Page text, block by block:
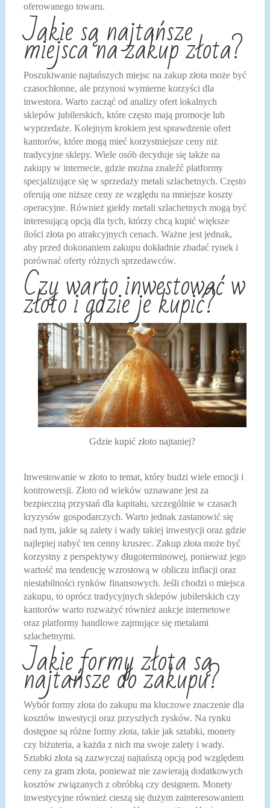
oferowanego towaru.
Jakie są najtańsze
miejsca na zakup złota?
Poszukiwanie najtańszych miejsc na zakup złota może być
czasochłonne, ale przynosi wymierne korzyści dla
inwestora. Warto zacząć od analizy ofert lokalnych
sklepów jubilerskich, które często mają promocje lub
wyprzedaże. Kolejnym krokiem jest sprawdzenie ofert
kantorów, które mogą mieć korzystniejsze ceny niż
tradycyjne sklepy. Wiele osób decyduje się także na
zakupy w internecie, gdzie można znaleźć platformy
specjalizujące się w sprzedaży metali szlachetnych. Często
oferują one niższe ceny ze względu na mniejsze koszty
operacyjne. Również giełdy metali szlachetnych mogą być
interesującą opcją dla tych, którzy chcą kupić większe
ilości złota po atrakcyjnych cenach. Ważne jest jednak,
aby przed dokonaniem zakupu dokładnie zbadać rynek i
porównać oferty różnych sprzedawców.
Czy warto inwestować w
złoto i gdzie je kupić?
Gdzie kupić złoto najtaniej?
Inwestowanie w złoto to temat, który budzi wiele emocji i
kontrowersji. Złoto od wieków uznawane jest za
bezpieczną przystań dla kapitału, szczególnie w czasach
kryzysów gospodarczych. Warto jednak zastanowić się
nad tym, jakie są zalety i wady takiej inwestycji oraz gdzie
najlepiej nabyć ten cenny kruszec. Zakup złota może być
korzystny z perspektywy długoterminowej, ponieważ jego
wartość ma tendencję wzrostową w obliczu inflacji oraz
niestabilności rynków finansowych. Jeśli chodzi o miejsca
zakupu, to oprócz tradycyjnych sklepów jubilerskich czy
kantorów warto rozważyć również aukcje internetowe
oraz platformy handlowe zajmujące się metalami
szlachetnymi.
Jakie formy złota są
najtańsze do zakupu?
Wybór formy złota do zakupu ma kluczowe znaczenie dla
kosztów inwestycji oraz przyszłych zysków. Na rynku
dostępne są różne formy złota, takie jak sztabki, monety
czy biżuteria, a każda z nich ma swoje zalety i wady.
Sztabki złota są zazwyczaj najtańszą opcją pod względem
ceny za gram złota, ponieważ nie zawierają dodatkowych
kosztów związanych z obróbką czy designem. Monety
inwestycyjne również cieszą się dużym zainteresowaniem